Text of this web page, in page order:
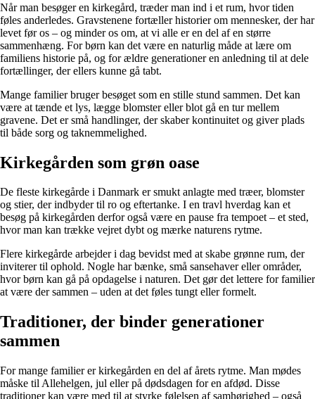
Når man besøger en kirkegård, træder man ind i et rum, hvor tiden
føles anderledes. Gravstenene fortæller historier om mennesker, der har
levet før os – og minder os om, at vi alle er en del af en større
sammenhæng. For børn kan det være en naturlig måde at lære om
familiens historie på, og for ældre generationer en anledning til at dele
fortællinger, der ellers kunne gå tabt.
Mange familier bruger besøget som en stille stund sammen. Det kan
være at tænde et lys, lægge blomster eller blot gå en tur mellem
gravene. Det er små handlinger, der skaber kontinuitet og giver plads
til både sorg og taknemmelighed.
Kirkegården som grøn oase
De fleste kirkegårde i Danmark er smukt anlagte med træer, blomster
og stier, der indbyder til ro og eftertanke. I en travl hverdag kan et
besøg på kirkegården derfor også være en pause fra tempoet – et sted,
hvor man kan trække vejret dybt og mærke naturens rytme.
Flere kirkegårde arbejder i dag bevidst med at skabe grønne rum, der
inviterer til ophold. Nogle har bænke, små sansehaver eller områder,
hvor børn kan gå på opdagelse i naturen. Det gør det lettere for familier
at være der sammen – uden at det føles tungt eller formelt.
Traditioner, der binder generationer
sammen
For mange familier er kirkegården en del af årets rytme. Man mødes
måske til Allehelgen, jul eller på dødsdagen for en afdød. Disse
traditioner kan være med til at styrke følelsen af samhørighed – også